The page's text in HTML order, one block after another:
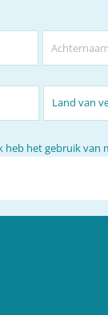
heb het gebruik van